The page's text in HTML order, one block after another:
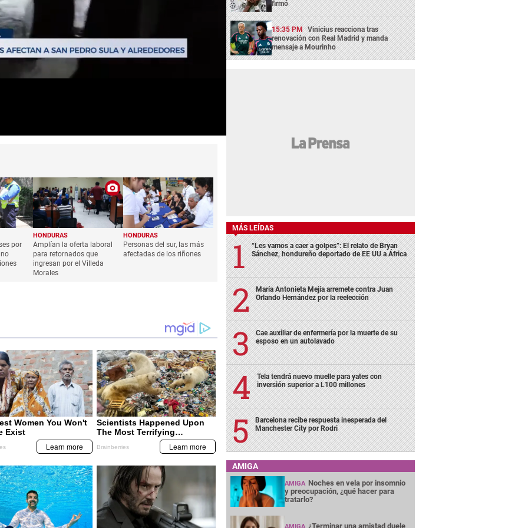
por
HONDURAS
Amplían la oferta laboral
para retornados que
ingresan por el Villeda
Morales
HONDURAS
Personas del sur, las más
afectadas de los riñones
firmó
15:35 PM Vinicius reacciona tras
renovación con Real Madrid y manda
mensaje a Mourinho
MÁS LEÍDAS
“Les vamos a caer a golpes”: El relato de Bryan
Sánchez, hondureño deportado de EE UU a África
María Antonieta Mejía arremete contra Juan
Orlando Hernández por la reelección
Cae auxiliar de enfermería por la muerte de su
esposo en un autolavado
Tela tendrá nuevo muelle para yates con
inversión superior a L100 millones
Barcelona recibe respuesta inesperada del
Manchester City por Rodri
AMIGA
AMIGA Noches en vela por insomnio
y preocupación, ¿qué hacer para
tratarlo?
¿Terminar una amistad duele